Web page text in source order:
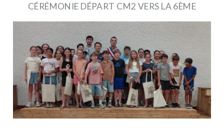
CÉRÉMONIE DÉPART CM2 VERS LA 6ÈME